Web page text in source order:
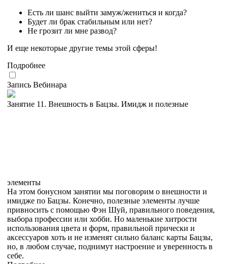
Есть ли шанс выйти замуж/жениться и когда?
Будет ли брак стабильным или нет?
Не грозит ли мне развод?
И еще некоторые другие темы этой сферы!
Подробнее
Запись Вебинара
Занятие 11. Внешность в Бацзы. Имидж и полезные
элементы
На этом бонусном занятии мы поговорим о внешности и
имидже по Бацзы. Конечно, полезные элементы лучше
привносить с помощью Фэн Шуй, правильного поведения,
выбора профессии или хобби. Но маленькие хитрости
использования цвета и форм, правильной прически и
аксессуаров хоть и не изменят сильно баланс карты Бацзы,
но, в любом случае, поднимут настроение и уверенность в
себе.